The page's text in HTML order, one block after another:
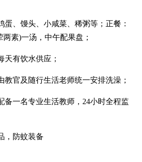
蛋、馒头、小咸菜、稀粥等；正餐：
素)一汤，中午配果盘；
天有饮水供应；
教官及随行生活老师统一安排洗澡；
备一名专业生活教师，24小时全程监
，防蚊装备